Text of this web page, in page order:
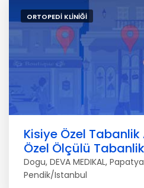
ORTOPEDI KLINIĞI
Kisiye Özel
Özel Ölçülü Tabanlik
Dogu, DEVA MEDIKAL,
Pendik/Istanbul